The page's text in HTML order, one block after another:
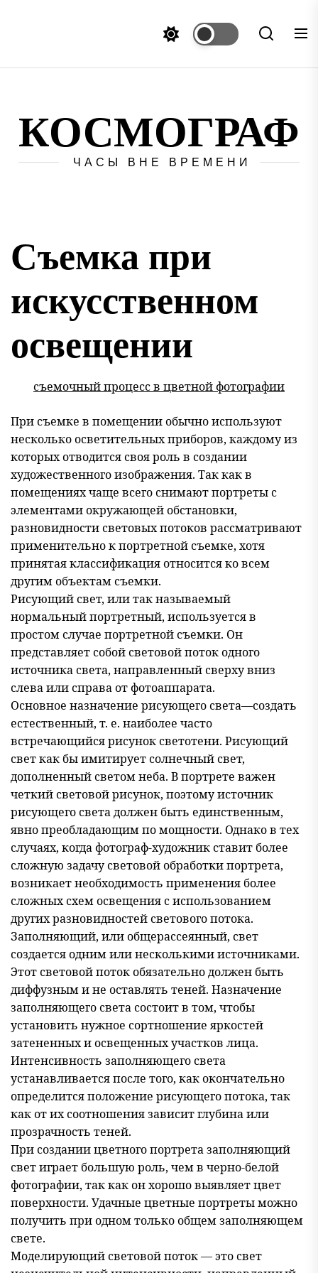
КОСМОГРАФ
ЧАСЫ ВНЕ ВРЕМЕНИ
Съемка при
искусственном
освещении
съемочный процесс в цветной фотографии
При съемке в помещении обычно используют
несколько осветительных приборов, каждому из
которых отводится своя роль в создании
художественного изображения. Так как в
помещениях чаще всего снимают портреты с
элементами окружающей обстановки,
разновидности световых потоков рассматривают
применительно к портретной съемке, хотя
принятая классификация относится ко всем
другим объектам съемки.
Рисующий свет, или так называемый
нормальный портретный, используется в
простом случае портретной съемки. Он
представляет собой световой поток одного
источника света, направленный сверху вниз
слева или справа от фотоаппарата.
Основное назначение рисующего света—создать
естественный, т. е. наиболее часто
встречающийся рисунок светотени. Рисующий
свет как бы имитирует солнечный свет,
дополненный светом неба. В портрете важен
четкий световой рисунок, поэтому источник
рисующего света должен быть единственным,
явно преобладающим по мощности. Однако в тех
случаях, когда фотограф-художник ставит более
сложную задачу световой обработки портрета,
возникает необходимость применения более
сложных схем освещения с использованием
других разновидностей светового потока.
Заполняющий, или общерассеянный, свет
создается одним или несколькими источниками.
Этот световой поток обязательно должен быть
диффузным и не оставлять теней. Назначение
заполняющего света состоит в том, чтобы
установить нужное сортношение яркостей
затененных и освещенных участков лица.
Интенсивность заполняющего света
устанавливается после того, как окончательно
определится положение рисующего потока, так
как от их соотношения зависит глубина или
прозрачность теней.
При создании цветного портрета заполняющий
свет играет большую роль, чем в черно-белой
фотографии, так как он хорошо выявляет цвет
поверхности. Удачные цветные портреты можно
получить при одном только общем заполняющем
свете.
Моделирующий световой поток — это свет